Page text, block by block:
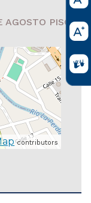
COMISIÓN
AGOSTO PISO
contributors